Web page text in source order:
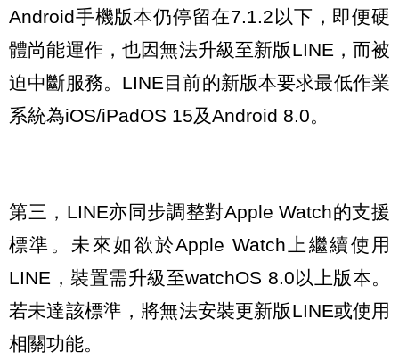
Android手機版本仍停留在7.1.2以下，即便硬
體尚能運作，也因無法升級至新版LINE，而被
迫中斷服務。LINE目前的新版本要求最低作業
系統為iOS/iPadOS 15及Android 8.0。
第三，LINE亦同步調整對Apple Watch的支援
標準。未來如欲於Apple Watch上繼續使用
LINE，裝置需升級至watchOS 8.0以上版本。
若未達該標準，將無法安裝更新版LINE或使用
相關功能。